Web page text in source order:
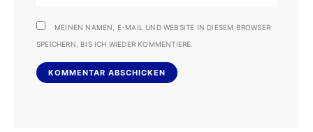
MEINEN NAMEN, E-MAIL UND WEBSITE IN DIESEM BROWSER
SPEICHERN, BIS ICH WIEDER KOMMENTIERE.